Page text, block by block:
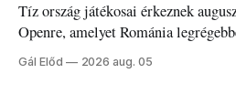
Tíz ország játékosai érkeznek
Openre, amelyet Románia
discgolfpályáján rendeznek meg.
Gál Előd 2026 aug. 05